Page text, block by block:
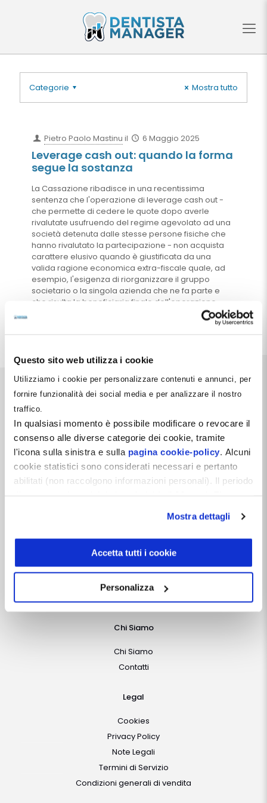
Questo sito web utilizza i cookie
Utilizziamo i cookie per personalizzare contenuti e annunci, per
fornire funzionalità dei social media e per analizzare il nostro
traffico.
In qualsiasi momento è possibile modificare o revocare il
consenso alle diverse categorie dei cookie, tramite
l'icona sulla sinistra e sulla pagina cookie-policy. Alcuni
cookie statistici sono considerati necessari e pertanto
abilitati (non raccolgono informazioni personali). Il periodo
indirizzo:dentistamanager.it/contatti-dentista-
Chiudendo questo banner tramite apposita X in alto a
Mostra dettagli
Accetta tutti i cookie
Personalizza
Categorie Mostra tutto
Pietro Paolo Mastinu il 6 Maggio 2025
Leverage cash out: quando la forma
segue la sostanza
La Cassazione ribadisce in una recentissima
sentenza che l'operazione di leverage cash out -
che permette di cedere le quote dopo averle
rivalutate usufruendo del regime agevolato ad una
società detenuta dalle stesse persone fisiche che
hanno rivalutato la partecipazione - non acquista
carattere elusivo quando è giustificata da una
valida ragione economica extra-fiscale quale, ad
esempio, l'esigenza di riorganizzare il gruppo
societario o la singola azienda che ne fa parte e
che risulta la beneficiaria finale dell'operazione.
Dentista Manager S.r.l.
Via Dante, 2
Zelo Buon Persico (LO)
P.IVA 12066550968
Follow Us
Vuoi rimanere aggiornato?
Iscriviti gratis allaNewsletter
Chi Siamo
Chi Siamo
Contatti
Legal
Cookies
Privacy Policy
Note Legali
Termini di Servizio
Condizioni generali di vendita